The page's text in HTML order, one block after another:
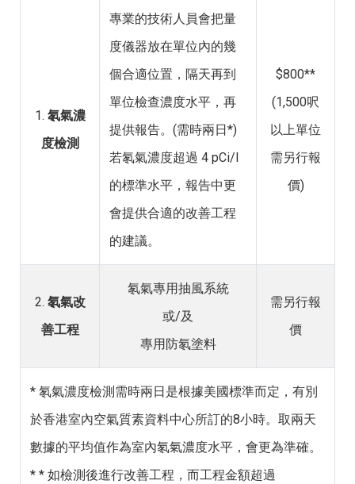
1. 氡氣濃
度檢測
專業的技術人員會把量
度儀器放在單位內的幾
個合適位置，隔天再到
單位檢查濃度水平，再
提供報告。(需時兩日*)
若氡氣濃度超過 4 pCi/l
的標準水平，報告中更
會提供合適的改善工程
的建議。
$800**
(1,500呎
以上單位
需另行報
價)
2. 氡氣改
善工程
氡氣專用抽風系統
或/及
專用防氡塗料
需另行報
價
* 氡氣濃度檢測需時兩日是根據美國標準而定，有別
於香港室內空氣質素資料中心所訂的8小時。取兩天
數據的平均值作為室內氡氣濃度水平，會更為準確。
* * 如檢測後進行改善工程，而工程金額超過